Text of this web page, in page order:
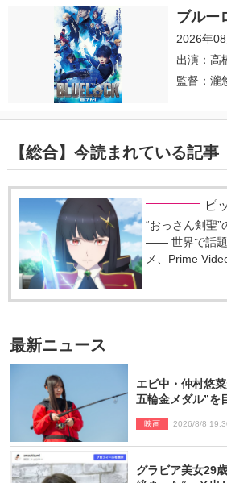
ブルー
2026年
出演：高
監督：瀧
【総合】今読まれている記事
ピ
“おっさん剣聖
―― 世界で話題
メ、Prime
最新ニュース
エビ中・仲村悠
五輪金メダル”
映画 2026/8/8
グラビア美女29